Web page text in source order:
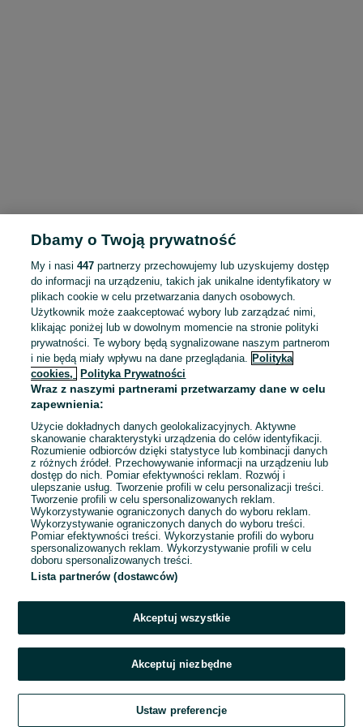
To ogłoszenie nie jest już dostępne
Przejdź na stronę główną
Dbamy o Twoją prywatność
My i nasi447 partnerzy przechowujemy lub uzyskujemy dostęp
do informacji na urządzeniu, takich jak unikalne identyfikatory w
plikach cookie w celu przetwarzania danych osobowych.
Użytkownik może zaakceptować wybory lub zarządzać nimi,
klikając poniżej lub w dowolnym momencie na stronie polityki
prywatności. Te wybory będą sygnalizowane naszym partnerom
i nie będą miały wpływu na dane przeglądania. Polityka
cookies,
Polityka Prywatności
Wraz z naszymi partnerami przetwarzamy dane w celu
zapewnienia:
Użycie dokładnych danych geolokalizacyjnych. Aktywne
skanowanie charakterystyki urządzenia do celów identyfikacji.
Rozumienie odbiorców dzięki statystyce lub kombinacji danych
z różnych źródeł. Przechowywanie informacji na urządzeniu lub
dostęp do nich. Pomiar efektywności reklam. Rozwój i
ulepszanie usług. Tworzenie profili w celu personalizacji treści.
Tworzenie profili w celu spersonalizowanych reklam.
Wykorzystywanie ograniczonych danych do wyboru reklam.
Wykorzystywanie ograniczonych danych do wyboru treści.
Pomiar efektywności treści. Wykorzystanie profili do wyboru
spersonalizowanych reklam. Wykorzystywanie profili w celu
doboru spersonalizowanych treści.
Lista partnerów (dostawców)
Akceptuj wszystkie
Akceptuj niezbędne
Ustaw preferencje